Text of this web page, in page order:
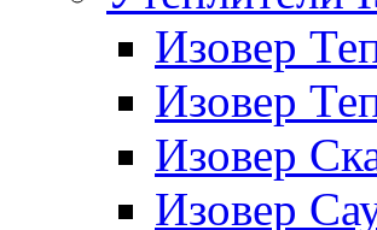
Изовер
Изовер
Изовер
Изовер